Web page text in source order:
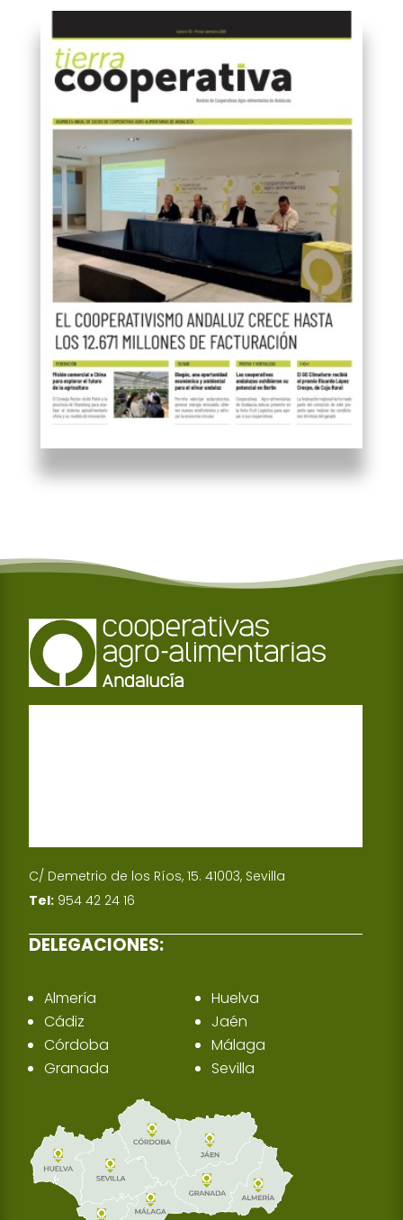
C/ Demetrio de los Ríos, 15. 41003, Sevilla
Tel: 954 42 24 16
DELEGACIONES:
Almería
Cádiz
Córdoba
Granada
Huelva
Jaén
Málaga
Sevilla